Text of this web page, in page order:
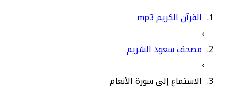
القرآن الكريم mp3
›
مصحف سعود الشريم
›
الاستماع إلى سورة الأنعام